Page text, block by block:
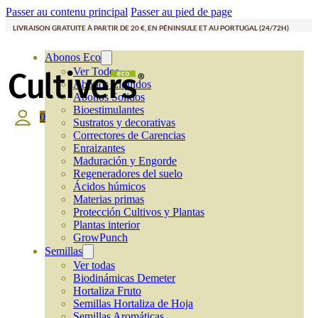
Passer au contenu principal Passer au pied de page
LIVRAISON GRATUITE À PARTIR DE 20 €, EN PÉNINSULE ET AU PORTUGAL (24/72H)
Abonos Eco
Ver Todos
Abonos Líquidos
Abonos Solidos
Bioestimulantes
Sustratos y decorativas
Correctores de Carencias
Enraizantes
Maduración y Engorde
Regeneradores del suelo
Ácidos húmicos
Materias primas
Protección Cultivos y Plantas
Plantas interior
GrowPunch
Semillas
Ver todas
Biodinámicas Demeter
Hortaliza Fruto
Semillas Hortaliza de Hoja
0